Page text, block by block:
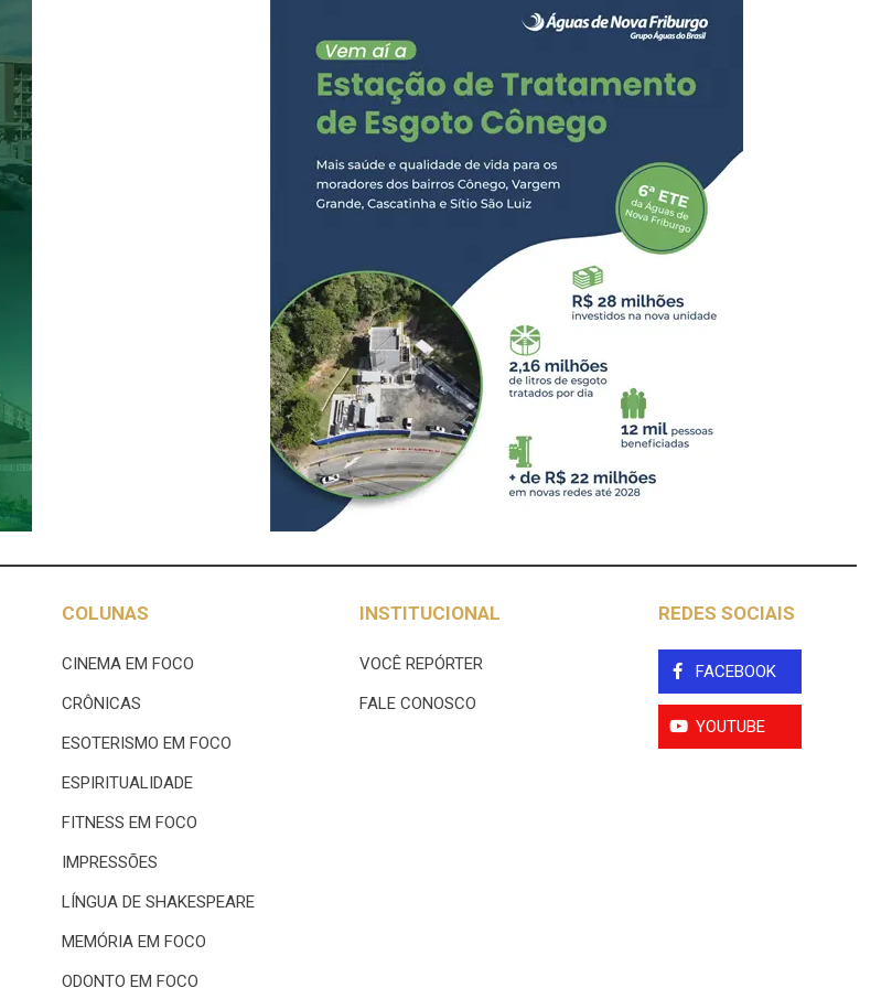
copos, a empresa disponibilizou bebedouros para hidratação gratuita em
COLUNAS
CINEMA EM FOCO
CRÔNICAS
ESOTERISMO EM FOCO
ESPIRITUALIDADE
FITNESS EM FOCO
IMPRESSÕES
LÍNGUA DE SHAKESPEARE
MEMÓRIA EM FOCO
ODONTO EM FOCO
INSTITUCIONAL
VOCÊ REPÓRTER
FALE CONOSCO
REDES SOCIAIS
FACEBOOK
YOUTUBE